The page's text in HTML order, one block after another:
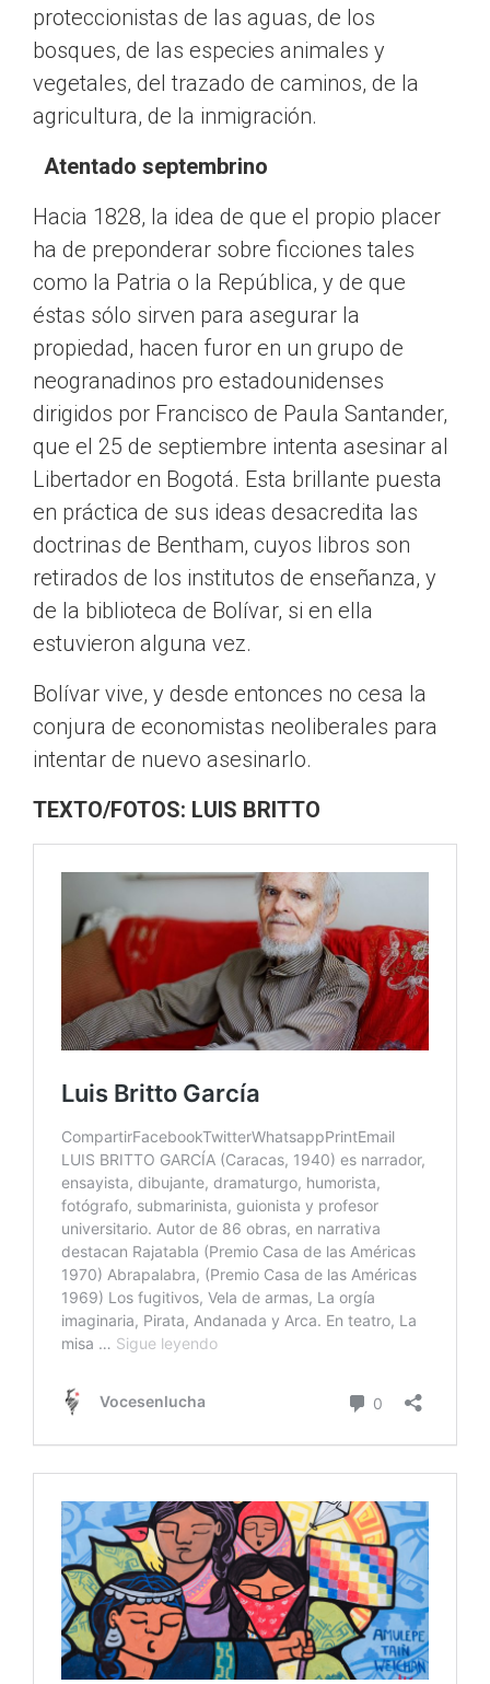
proteccionistas de las aguas, de los
bosques, de las especies animales y
vegetales, del trazado de caminos, de la
agricultura, de la inmigración.
Atentado septembrino
Hacia 1828, la idea de que el propio placer
ha de preponderar sobre ficciones tales
como la Patria o la República, y de que
éstas sólo sirven para asegurar la
propiedad, hacen furor en un grupo de
neogranadinos pro estadounidenses
dirigidos por Francisco de Paula Santander,
que el 25 de septiembre intenta asesinar al
Libertador en Bogotá. Esta brillante puesta
en práctica de sus ideas desacredita las
doctrinas de Bentham, cuyos libros son
retirados de los institutos de enseñanza, y
de la biblioteca de Bolívar, si en ella
estuvieron alguna vez.
Bolívar vive, y desde entonces no cesa la
conjura de economistas neoliberales para
intentar de nuevo asesinarlo.
TEXTO/FOTOS: LUIS BRITTO